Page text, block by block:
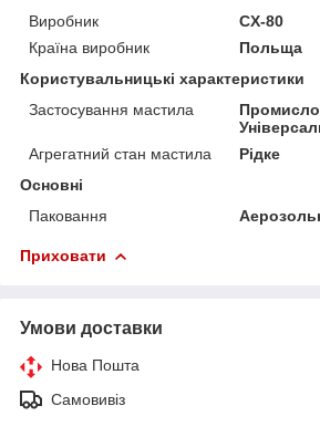
Виробник
CX-80
Країна виробник
Польща
Користувальницькі характеристики
Застосування мастила
Агрегатний стан мастила
Рідке
Основні
Паковання
Приховати
Умови доставки
Нова Пошта
Самовивіз